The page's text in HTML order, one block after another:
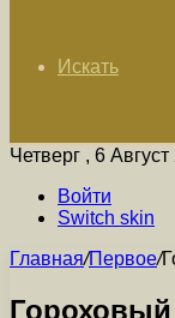
Искать
Четверг , 6
Войти
Switch skin
Главная/Первое/
Гороховый